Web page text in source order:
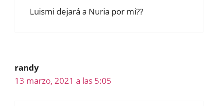
Luismi dejará a Nuria por mi??
randy
13 marzo, 2021 a las 5:05